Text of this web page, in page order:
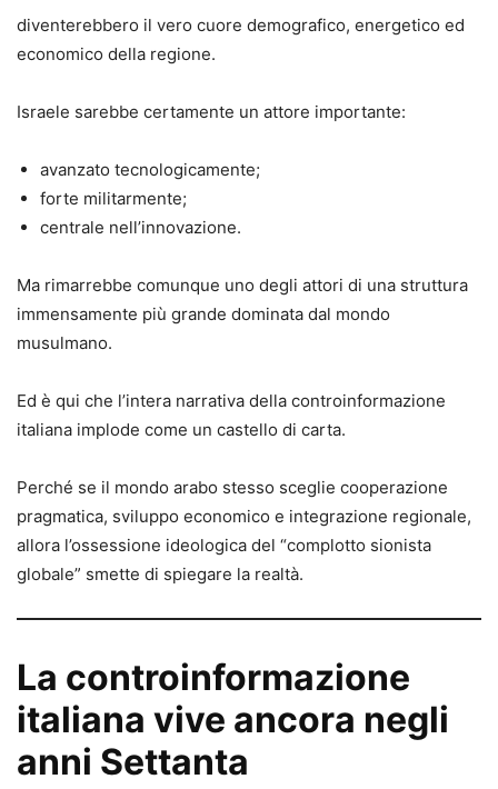
diventerebbero il vero cuore demografico, energetico ed
economico della regione.
Israele sarebbe certamente un attore importante:
avanzato tecnologicamente;
forte militarmente;
centrale nell’innovazione.
Ma rimarrebbe comunque uno degli attori di una struttura
immensamente più grande dominata dal mondo
musulmano.
Ed è qui che l’intera narrativa della controinformazione
italiana implode come un castello di carta.
Perché se il mondo arabo stesso sceglie cooperazione
pragmatica, sviluppo economico e integrazione regionale,
allora l’ossessione ideologica del “complotto sionista
globale” smette di spiegare la realtà.
La controinformazione
italiana vive ancora negli
anni Settanta